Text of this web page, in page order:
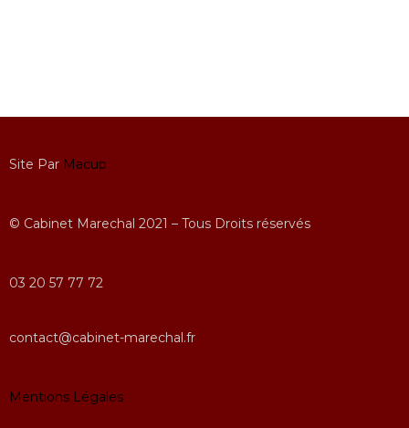
Site Par Macup
© Cabinet Marechal 2021 – Tous Droits réservés
03 20 57 77 72
contact@cabinet-marechal.fr
Mentions Légales